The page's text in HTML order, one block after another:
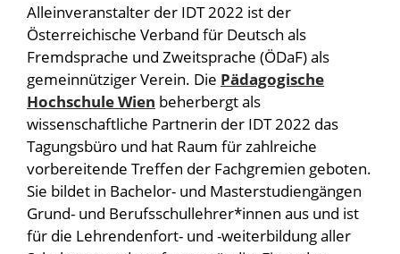
Alleinveranstalter der IDT 2022 ist der
Österreichische Verband für Deutsch als
Fremdsprache und Zweitsprache (ÖDaF) als
gemeinnütziger Verein. Die Pädagogische
Hochschule Wien beherbergt als
wissenschaftliche Partnerin der IDT 2022 das
Tagungsbüro und hat Raum für zahlreiche
vorbereitende Treffen der Fachgremien geboten.
Sie bildet in Bachelor- und Masterstudiengängen
Grund- und Berufsschullehrer*innen aus und ist
für die Lehrendenfort- und -weiterbildung aller